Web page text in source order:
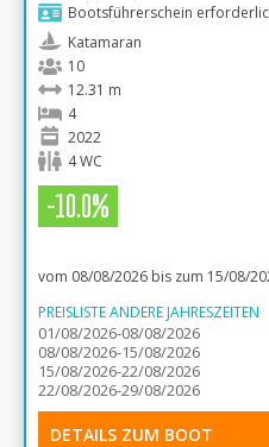
Bootsführerschein
Katamaran
10
12.31 m
4
2022
4 WC
-10.0%
vom 08/08/2026 bis zum 15/08/
PREISLISTE ANDERE JAHRESZEITEN
01/08/2026-08/08/2026
08/08/2026-15/08/2026
15/08/2026-22/08/2026
22/08/2026-29/08/2026
DETAILS ZUM BOOT